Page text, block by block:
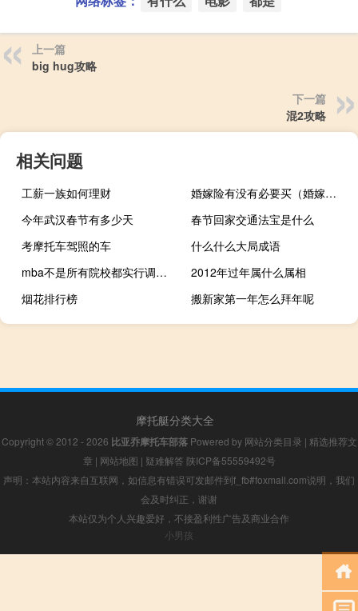
上一篇
big hug攻略
下一篇
混2攻略
相关问题
工薪一族如何理财
婚嫁险有没有必要买（婚嫁险是什么）
今年武汉春节有多少天
春节回家交通法宝是什么
考摩托车驾照的车
什么什么大局成语
mba不是所有院校都实行调剂政策吗
2012年过年属什么属相
烟花排行榜
搬新家第一年怎么拜年呢
摩托艇分类大全
Copyright © 2012 - 2026 比亚乔摩托车部落Powered by 网站分类目录 | 精选推荐文
章 | 网站地图 | 疑难解答 陕ICP备55559492号
声明：本站内容来自互联网，如信息有错误可发邮件到f_fb#foxmail.com说明，我们
会及时纠正，谢谢
本站仅为个人兴趣爱好，不接盈利性广告及商业合作
小男孩